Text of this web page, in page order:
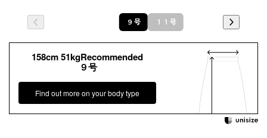
９号 １１号
158cm 51kgRecommended
９号
Find out more on your body type